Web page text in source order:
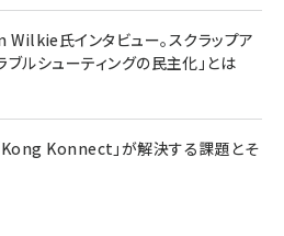
氏インタビュー。スクラップア
ブルシューティングの民主化」とは
Kong Konnect」が解決する課題とそ